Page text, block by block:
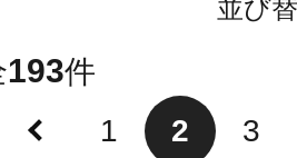
並び
193件
1
2 3